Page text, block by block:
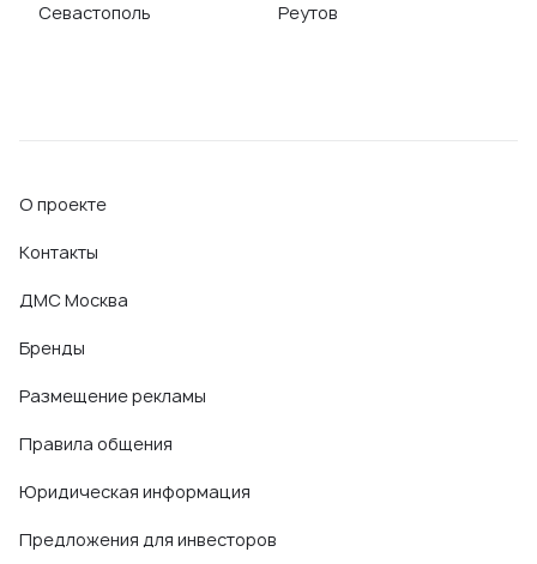
Севастополь
Реутов
О проекте
Контакты
ДМС Москва
Бренды
Размещение рекламы
Правила общения
Юридическая информация
Предложения для инвесторов